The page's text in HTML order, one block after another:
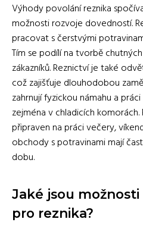
Výhody povolání reznika
možnosti rozvoje dovedností.
pracovat s čerstvými
Tím se podílí na tvorbě
zákazníků. Reznictví je také
což zajišťuje dlouhodobou
zahrnují fyzickou námahu a
zejména v chladicích
připraven na práci večery,
obchody s potravinami mají
dobu.
Jaké jsou
pro reznika?